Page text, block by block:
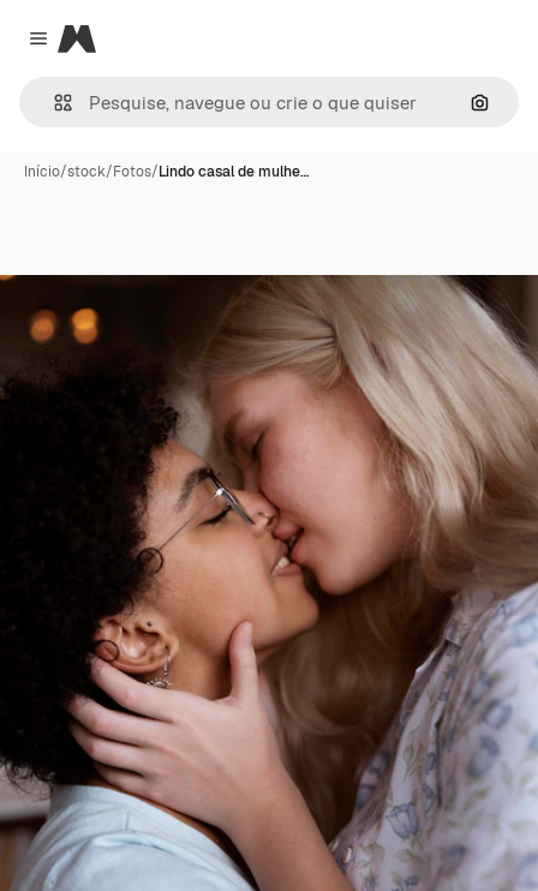
Close menu
Magnific
Início/stock/Fotos/Lindo casal de mulhe…